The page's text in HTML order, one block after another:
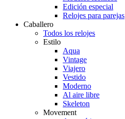
Edición especial
Relojes para parejas
Caballero
Todos los relojes
Estilo
Aqua
Vintage
Viajero
Vestido
Moderno
Al aire libre
Skeleton
Movement